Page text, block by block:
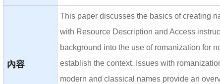
內容
This paper discusses the basics of creating
with Resource Description and Access
background into the use of romanization for
establish the context. Issues with
modern and classical names provide an